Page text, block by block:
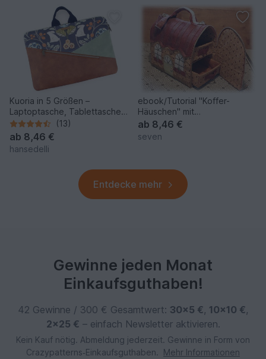
Kuoria in 5 Größen –
Laptoptasche, Tablettasche,
Nähmappe
(13)
ab 8,46 €
hansedelli
ebook/Tutorial "Koffer-
Häuschen" mit
herausziehbaren Schubladen
ab 8,46 €
seven
Entdecke mehr
Gewinne jeden Monat
Einkaufsguthaben!
42 Gewinne / 300 € Gesamtwert: 30×5 €, 10×10 €,
2×25 € – einfach Newsletter aktivieren.
Kein Kauf nötig. Abmeldung jederzeit. Gewinne in Form von
Crazypatterns‑Einkaufsguthaben.
Mehr Informationen